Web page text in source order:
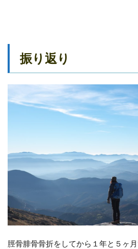
振り返り
脛骨腓骨骨折をしてから１年と５ヶ